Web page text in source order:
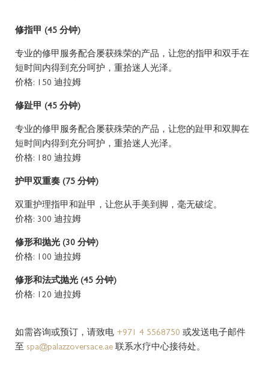
修指甲 (45 分钟)
专业的修甲服务配合屡获殊荣的产品，让您的指甲和双手在
短时间内得到充分呵护，重拾迷人光泽。
价格: 150 迪拉姆
修趾甲 (45 分钟)
专业的修甲服务配合屡获殊荣的产品，让您的趾甲和双脚在
短时间内得到充分呵护，重拾迷人光泽。
价格: 180 迪拉姆
护甲双重奏 (75 分钟)
双重护理指甲和趾甲，让您从手美到脚，毫无破绽。
价格: 300 迪拉姆
修形和抛光 (30 分钟)
价格: 100 迪拉姆
修形和法式抛光 (45 分钟)
价格: 120 迪拉姆
如需咨询或预订，请致电 +971 4 5568750 或发送电子邮件
至 spa@palazzoversace.ae 联系水疗中心接待处。